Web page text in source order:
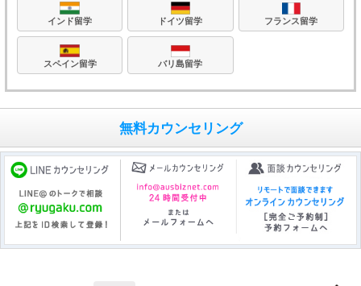
インド留学 ドイツ留学 フランス留学
スペイン留学 バリ島留学
無料カウンセリング